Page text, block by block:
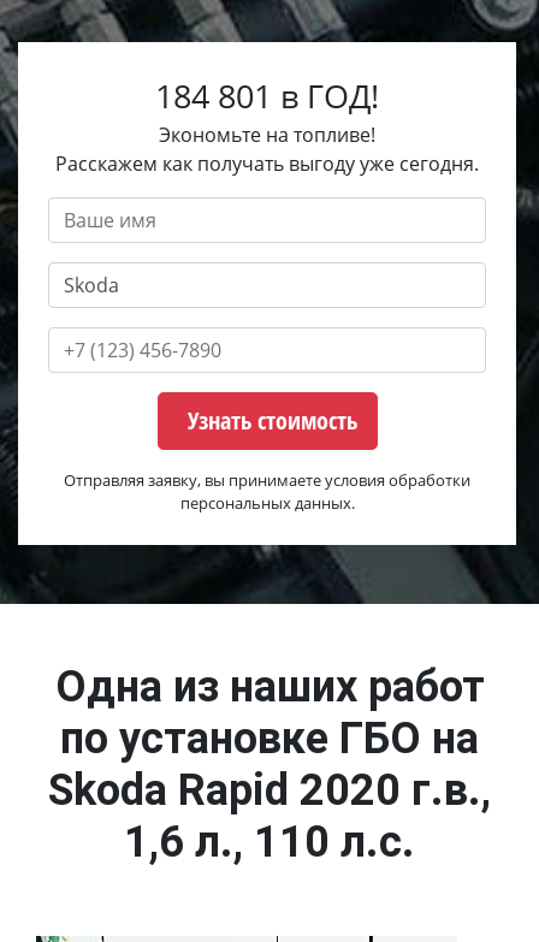
184 801 в ГОД!
Экономьте на топливе!
Расскажем как получать выгоду уже сегодня.
Узнать стоимость
Отправляя заявку, вы принимаете условия обработки
персональных данных.
Одна из наших работ
по установке ГБО на
Skoda Rapid 2020 г.в.,
1,6 л., 110 л.с.